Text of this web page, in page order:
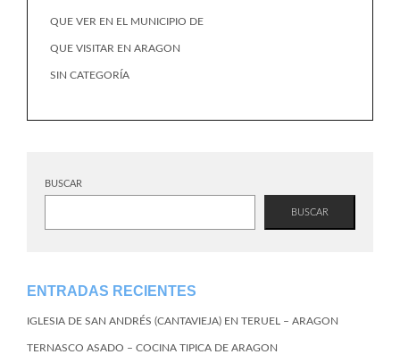
QUE VER EN EL MUNICIPIO DE
QUE VISITAR EN ARAGON
SIN CATEGORÍA
BUSCAR
BUSCAR
ENTRADAS RECIENTES
IGLESIA DE SAN ANDRÉS (CANTAVIEJA) EN TERUEL – ARAGON
TERNASCO ASADO – COCINA TIPICA DE ARAGON